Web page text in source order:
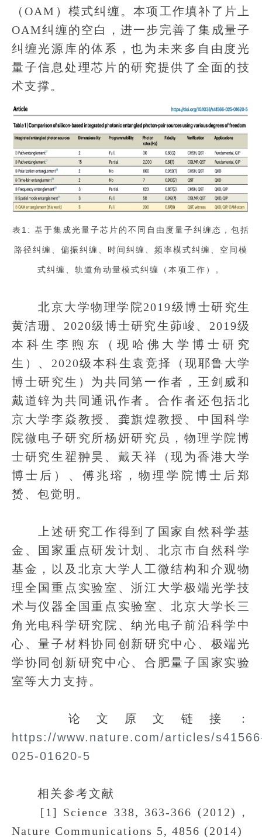
（OAM）模式纠缠。本项工作填补了片上
OAM纠缠的空白，进一步完善了集成量子
纠缠光源库的体系，也为未来多自由度光
量子信息处理芯片的研究提供了全面的技
术支撑。
表1: 基于集成光量子芯片的不同自由度量子纠缠态，包括
路径纠缠、偏振纠缠、时间纠缠、频率模式纠缠、空间模
式纠缠、轨道角动量模式纠缠（本项工作）。
北京大学物理学院2019级博士研究生
黄洁珊、2020级博士研究生茆峻、2019级
本科生李煦东（现哈佛大学博士研究
生）、2020级本科生袁竞择（现耶鲁大学
博士研究生）为共同第一作者，王剑威和
戴道锌为共同通讯作者。合作者还包括北
京大学李焱教授、龚旗煌教授、中国科学
院微电子研究所杨妍研究员，物理学院博
士研究生翟翀昊、戴天祥（现为香港大学
博士后）、傅兆瑢，物理学院博士后郑
赟、包觉明。
上述研究工作得到了国家自然科学基
金、国家重点研发计划、北京市自然科学
基金，以及北京大学人工微结构和介观物
理全国重点实验室、浙江大学极端光学技
术与仪器全国重点实验室、北京大学长三
角光电科学研究院、纳光电子前沿科学中
心、量子材料协同创新研究中心、极端光
学协同创新研究中心、合肥量子国家实验
室等大力支持。
论文原文链接：
https://www.nature.com/articles/
025-01620-5
相关参考文献
[1] Science 338, 363-366 (2012)，
Nature Communications 5, 4856 (2014)